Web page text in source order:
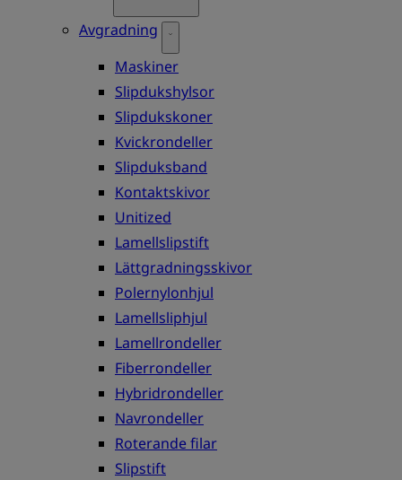
Avgradning
Maskiner
Slipdukshylsor
Slipdukskoner
Kvickrondeller
Slipduksband
Kontaktskivor
Unitized
Lamellslipstift
Lättgradningsskivor
Polernylonhjul
Lamellsliphjul
Lamellrondeller
Fiberrondeller
Hybridrondeller
Navrondeller
Roterande filar
Slipstift